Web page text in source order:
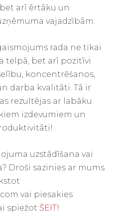
arī ērtāku un
vajadzībām.
rada ne tikai
telpā, bet arī pozitīvi
koncentrēšanos,
darba kvalitāti. Tā ir
rezultējas ar labāku
izdevumiem un
uzstādīšana vai
Droši sazinies ar mums
vai piesakies
spiežot ŠEIT!